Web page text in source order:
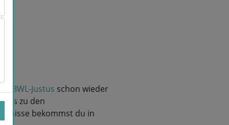
BWL-Justus schon wieder
es zu den
bekommst du in